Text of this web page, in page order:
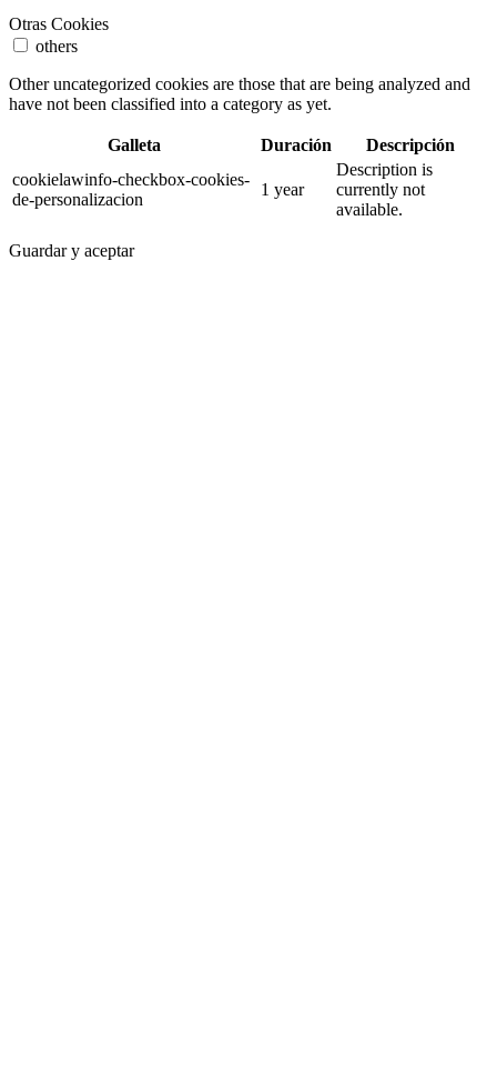
Otras Cookies
others
Other uncategorized cookies are those that are being analyzed and
have not been classified into a category as yet.
Galleta Duración
Descripción
cookielawinfo-checkbox-cookies-
de-personalizacion
1 year
Description is
currently not
available.
Guardar y aceptar